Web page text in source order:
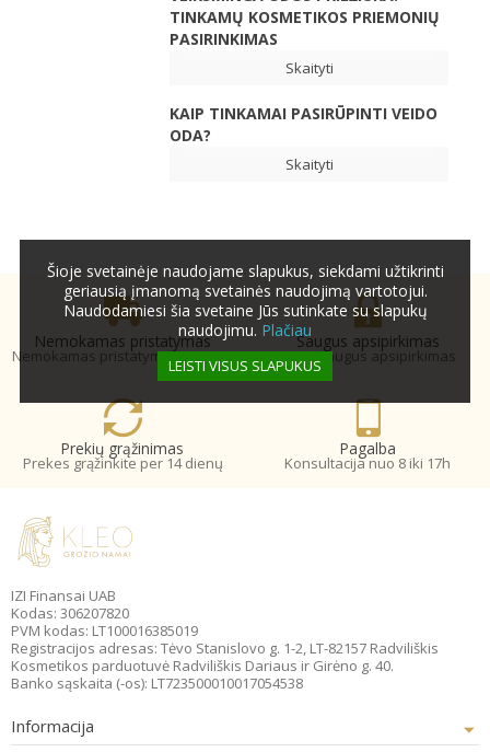
TINKAMŲ KOSMETIKOS PRIEMONIŲ
PASIRINKIMAS
Skaityti
KAIP TINKAMAI PASIRŪPINTI VEIDO
ODA?
Skaityti
Nemokamas pristatymas
Nemokamas pristatymas nuo 20€
Saugus apsipirkimas
100% saugus apsipirkimas
Prekių grąžinimas
Prekes grąžinkite per 14 dienų
Pagalba
Konsultacija nuo 8 iki 17h
IZI Finansai UAB
Kodas: 306207820
PVM kodas: LT100016385019
Registracijos adresas: Tėvo Stanislovo g. 1-2, LT-82157 Radviliškis
Kosmetikos parduotuvė Radviliškis Dariaus ir Girėno g. 40.
Banko sąskaita (-os): LT723500010017054538
Informacija
Šioje svetainėje naudojame slapukus, siekdami užtikrinti
geriausią įmanomą svetainės naudojimą vartotojui.
Naudodamiesi šia svetaine Jūs sutinkate su slapukų
naudojimu. Plačiau
LEISTI VISUS SLAPUKUS